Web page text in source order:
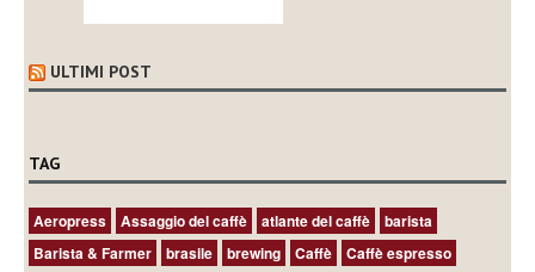
ULTIMI POST
TAG
Aeropress Assaggio del caffè atlante del caffè
barista
Barista & Farmer
brasile brewing Caffè
Caffè espresso